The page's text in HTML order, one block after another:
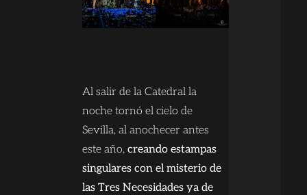
Al salir de la Catedral la
noche tornó el cielo de
Sevilla, al anochecer antes
este año,creando estampas
singulares con el misterio de
las Tres Necesidades ya de